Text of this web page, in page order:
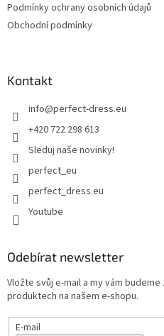
Podmínky ochrany osobních údajů
Obchodní podmínky
Kontakt
info@perfect-dress.eu
+420 722 298 613
Sleduj naše novinky!
perfect_eu
perfect_dress.eu
Youtube
Odebírat newsletter
Vložte svůj e-mail a my vám
produktech na našem e-shopu.
E-mail